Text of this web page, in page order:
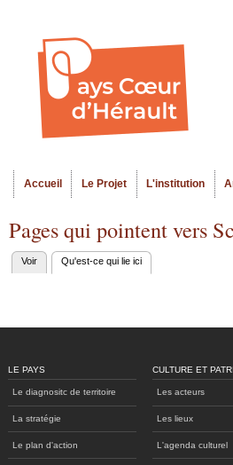
Menu principal
Accueil Le Projet L'institution
Pages qui pointent vers
Onglets
Voir Qu'est-ce qui lie ici
LE PAYS
Le diagnositc de territoire
La stratégie
Le plan d'action
CULTURE ET
Les acteurs
Les lieux
L'agenda culturel